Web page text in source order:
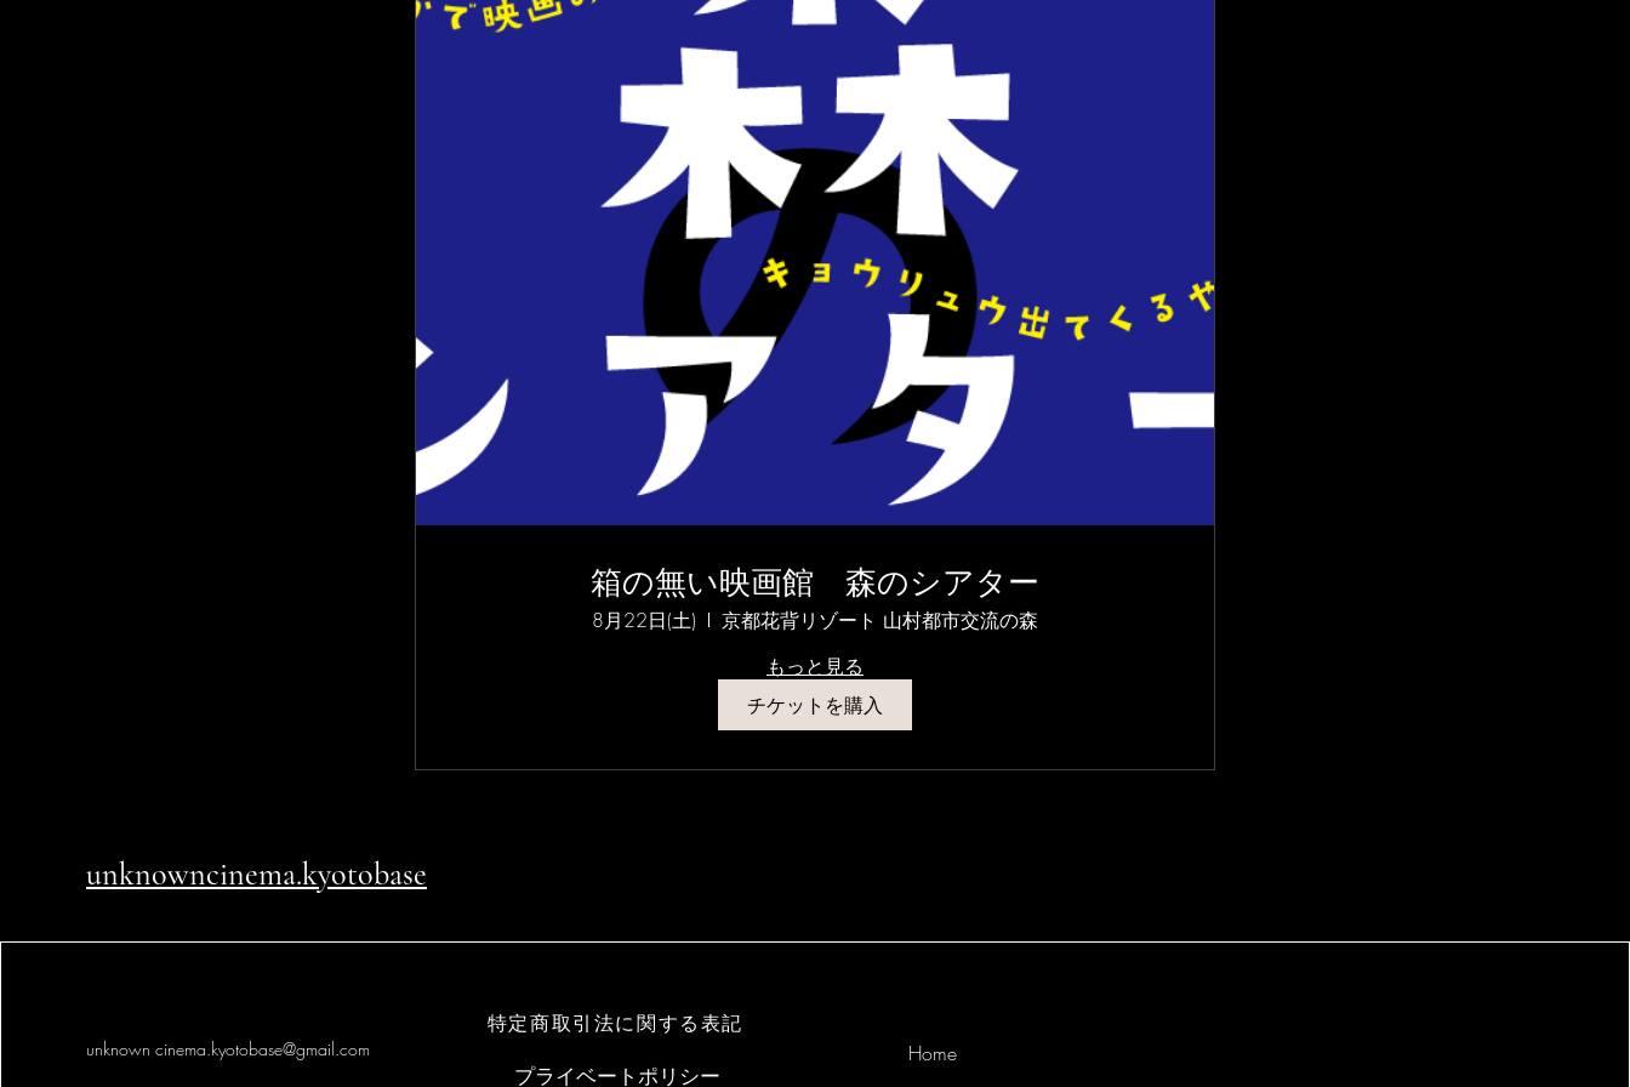
箱の無い映画館 森のシアター
8月22日(土)
京都花背リゾート 山村都市交流の森
もっと見る
チケットを購入
unknowncinema.kyotobase
unknown cinema.kyotobase@gmail.com
特定商取引法に関する表記
プライベートポリシー
Home